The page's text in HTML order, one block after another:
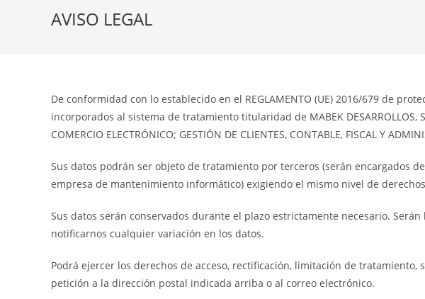
AVISO LEGAL
De conformidad con lo establecido en el REGLAMENTO (UE) 2016/679 de
incorporados al sistema de tratamiento titularidad de MABEK DESARROLLOS,
COMERCIO ELECTRÓNICO; GESTIÓN DE CLIENTES, CONTABLE, FISCAL Y
Sus datos podrán ser objeto de tratamiento por terceros (serán encargados
empresa de mantenimiento informático) exigiendo el mismo nivel de
Sus datos serán conservados durante el plazo estrictamente necesario.
notificarnos cualquier variación en los datos.
Podrá ejercer los derechos de acceso, rectificación, limitación de
petición a la dirección postal indicada arriba o al correo electrónico.